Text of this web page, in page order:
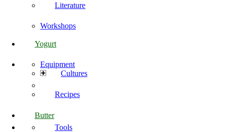
Literature
Workshops
Yogurt
Equipment
Cultures
Recipes
Butter
Tools